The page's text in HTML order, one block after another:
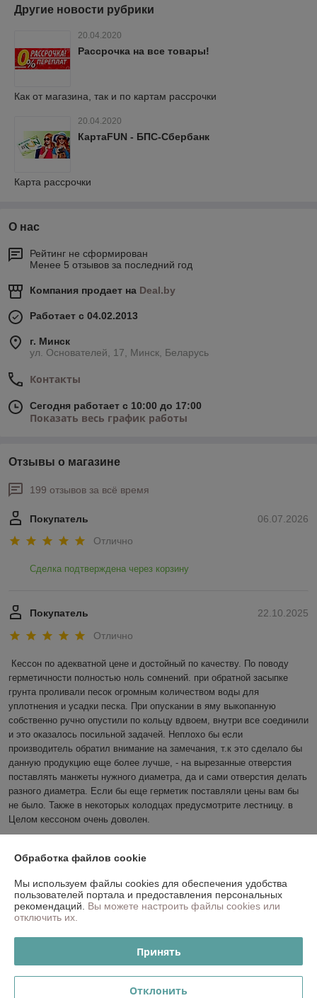
Другие новости рубрики
20.04.2020
Рассрочка на все товары!
Как от магазина, так и по картам рассрочки
20.04.2020
КартаFUN - БПС-Сбербанк
Карта рассрочки
О нас
Рейтинг не сформирован
Менее 5 отзывов за последний год
Компания продает на Deal.by
Работает с 04.02.2013
г. Минск
ул. Основателей, 17, Минск, Беларусь
Контакты
Сегодня работает с 10:00 до 17:00
Показать весь график работы
Отзывы о магазине
199 отзывов за всё время
06.07.2026
Покупатель
Отлично
Сделка подтверждена через корзину
22.10.2025
Покупатель
Отлично
Кессон по адекватной цене и достойный по качеству. По поводу
герметичности полностью ноль сомнений. при обратной засыпке
грунта проливали песок огромным количеством воды для
уплотнения и усадки песка. При опускании в яму выкопанную
собственно ручно опустили по кольцу вдвоем, внутри все соединили
и это оказалось посильной задачей. Неплохо бы если
производитель обратил внимание на замечания, т.к это сделало бы
данную продукцию еще более лучше, - на вырезанные отверстия
поставлять манжеты нужного диаметра, да и сами отверстия делать
разного диаметра. Если бы еще герметик поставляли цены вам бы
не было. Также в некоторых колодцах предусмотрите лестницу. в
Целом кессоном очень доволен.
Показать все отзывы
Контакты
Обработка файлов cookie
Мы используем файлы cookies для обеспечения удобства
пользователей портала и предоставления персональных
рекомендаций. Вы можете настроить файлы cookies или
отключить их.
Принять
Отклонить